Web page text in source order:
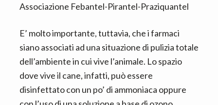
Associazione Febantel-Pirantel-Praziquantel
E’ molto importante, tuttavia, che i farmaci
siano associati ad una situazione di pulizia totale
dell’ambiente in cui vive l’animale. Lo spazio
dove vive il cane, infatti, può essere
disinfettato con un po’ di ammoniaca oppure